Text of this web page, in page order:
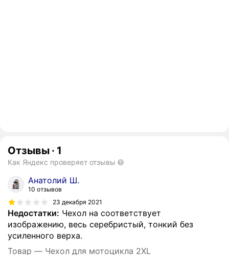
Отзывы · 1
Как Яндекс проверяет отзывы
Анатолий Ш.
10 отзывов
23 декабря 2021
Недостатки: Чехол на соответствует
изображению, весь серебристый, тонкий без
усиленного верха.
Товар — Чехол для мотоцикла 2XL